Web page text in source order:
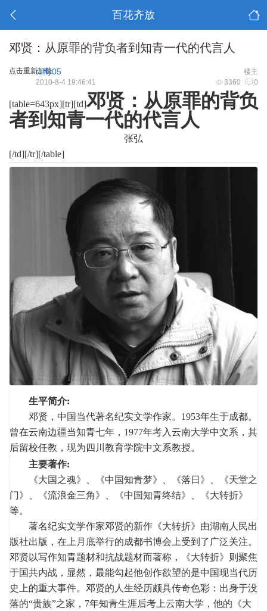
百花齐放
邓贤：从原罪的背负者到知青一代的代言人
点击重新加载 楼主
tuffy05
3360 0
2010-8-4 19:46:41
[table=643px][tr][td]邓贤：从原罪的背负
者到知青一代的代言人
张弘
[/td][/tr][/table]
生平简介:
邓贤，中国当代著名纪实文学作家。1953年生于成都。
曾在云南边疆当知青七年，1977年考入云南大学中文系，其
后留校任教，现为四川教育学院中文系教授。
主要著作:
《大国之魂》、《中国知青梦》、《落日》、《天堂之
门》、《流浪金三角》、《中国知青终结》、《大转折》
等。
著名纪实文学作家邓贤的新作《大转折》由湖南人民出
版社出版，在上月底举行的成都书博会上受到了广泛关注。
邓贤以写作知青题材和抗战题材而著称，《大转折》则聚焦
于国共内战，显然，最能勾起他创作欲望的是中国现当代历
史上的重大事件。邓贤的人生经历颇具传奇色彩：出身于没
落的“贵族”之家，7年知青生涯后考上云南大学，他的《大